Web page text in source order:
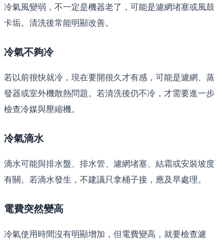
冷氣風變弱，不一定是機器老了，可能是濾網堵塞或風鼓
卡垢。清洗後常能明顯改善。
冷氣不夠冷
若以前很快就冷，現在要開很久才有感，可能是濾網、蒸
發器或室外機散熱問題。若清洗後仍不冷，才需要進一步
檢查冷媒與壓縮機。
冷氣滴水
滴水可能與排水盤、排水管、濾網堵塞、結霜或安裝坡度
有關。若滴水發生，不建議只拿桶子接，應及早處理。
電費突然變高
冷氣使用時間沒有明顯增加，但電費變高，就要檢查濾